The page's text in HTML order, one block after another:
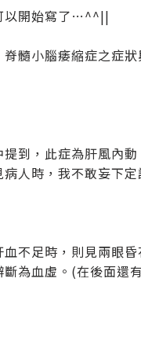
以開始寫了…^^||
髓小腦痿縮症之症
到，此症為肝風內
人時，我不敢妄下定
血不足時，則見兩眼
斷為血虛。(在後面還